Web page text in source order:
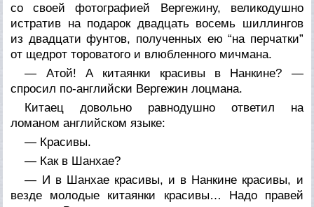
со своей фотографией Вергежину, великодушно
истратив на подарок двадцать восемь шиллингов
из двадцати фунтов, полученных ею “на перчатки”
от щедрот тороватого и влюбленного мичмана.
— Атой! А китаянки красивы в Нанкине? —
спросил по-английски Вергежин лоцмана.
Китаец довольно равнодушно ответил на
ломаном английском языке:
— Красивы.
— Как в Шанхае?
— И в Шанхае красивы, и в Нанкине красивы, и
везде молодые китаянки красивы… Надо правей